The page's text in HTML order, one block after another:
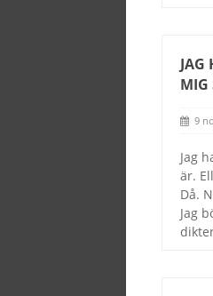
JAG
MIG
9
Jag
är.
Då.
Jag